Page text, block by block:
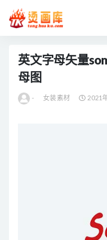
英文字母矢量
母图
- 女装素材 2021